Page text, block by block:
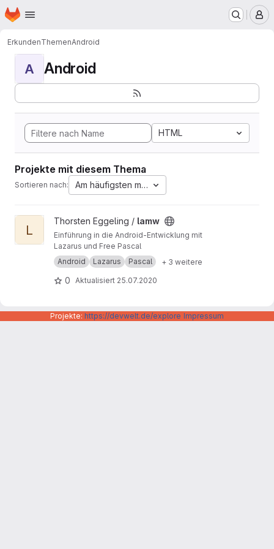
Zum Hauptinhalt springen
Startseite
ErkundenThemenAndroid
A Android
HTML
Projekte mit diesem Thema
Sortieren nach: Am häufigsten markiert
Projekt lamw ansehen
L
Thorsten Eggeling / lamw
Einführung in die Android-Entwicklung mit
Lazarus und Free Pascal
Android
Lazarus Pascal + 3 weitere
0 Aktualisiert 25.07.2020
Projekte: https://devwelt.de/explore Impressum